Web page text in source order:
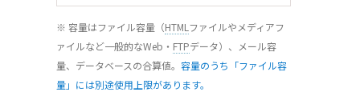
※ 容量はファイル容量（HTML ファイルやメディアフ
ァイルなど一般的なWeb・ FTPデータ）、メール容
量、データベースの合算値。 容量のうち「ファイル容
量」には別途使用上限があります。